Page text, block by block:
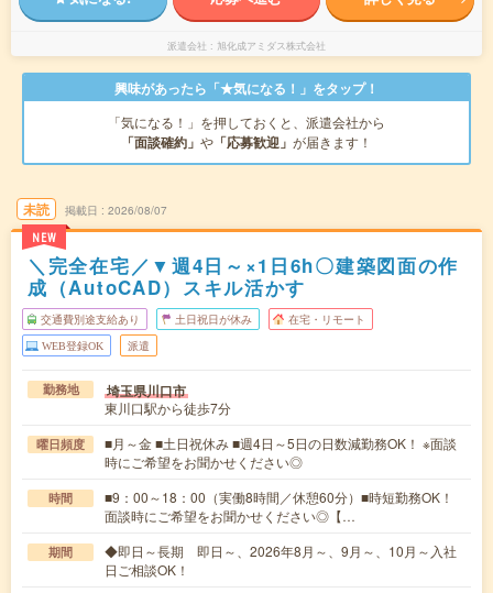
派遣会社 旭化成アミダス株式会社
興味があったら「★気になる！」をタップ！
「気になる！」を押しておくと、派遣会社から
「面談確約」 や 「応募歓迎」 が届きます！
未読
NEW
掲載日 2026/08/07
＼完全在宅／▼週4日～×1日6h〇建築図面の作
成（AutoCAD）スキル活かす
交通費別途支給あり 土日祝日が休み 在宅・リモート
WEB登録OK 派遣
勤務地 埼玉県川口市
東川口駅から徒歩7分
曜日頻度
■月～金 ■土日祝休み ■週4日～5日の日数減勤務OK！ ※面談
時にご希望をお聞かせください◎
時間
■9：00～18：00（実働8時間／休憩60分）■時短勤務OK！
面談時にご希望をお聞かせください◎【…
期間
◆即日～長期 即日～、2026年8月～、9月～、10月～入社
日ご相談OK！